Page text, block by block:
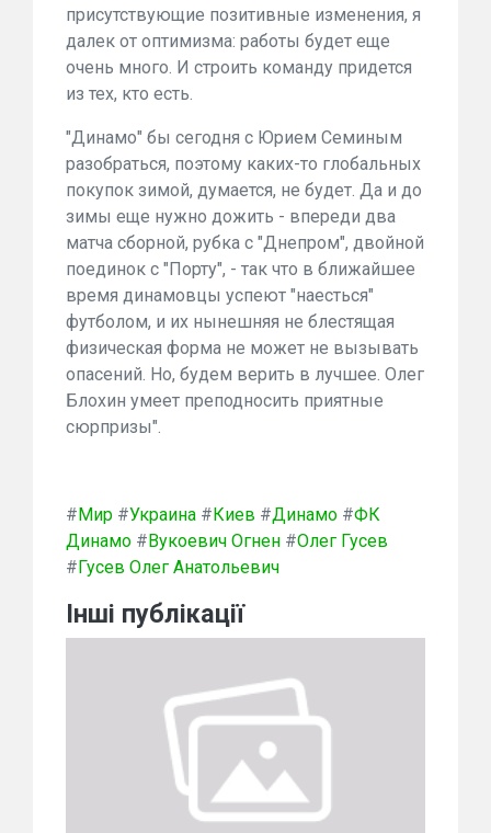
присутствующие позитивные изменения, я
далек от оптимизма: работы будет еще
очень много. И строить команду придется
из тех, кто есть.
"Динамо" бы сегодня с Юрием Семиным
разобраться, поэтому каких-то глобальных
покупок зимой, думается, не будет. Да и до
зимы еще нужно дожить - впереди два
матча сборной, рубка с "Днепром", двойной
поединок с "Порту", - так что в ближайшее
время динамовцы успеют "наесться"
футболом, и их нынешняя не блестящая
физическая форма не может не вызывать
опасений. Но, будем верить в лучшее. Олег
Блохин умеет преподносить приятные
сюрпризы".
#Мир #Украина #Киев #Динамо #ФК
Динамо #Вукоевич Огнен #Олег Гусев
#Гусев Олег Анатольевич
Інші публікації